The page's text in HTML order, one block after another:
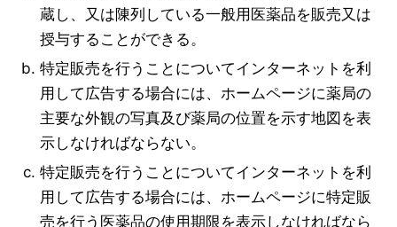
蔵し、又は陳列している一般用医薬品を販売又は
授与することができる。
特定販売を行うことについてインターネットを利
用して広告する場合には、ホームページに薬局の
主要な外観の写真及び薬局の位置を示す地図を表
示しなければならない。
特定販売を行うことについてインターネットを利
用して広告する場合には、ホームページに特定販
売を行う医薬品の使用期限を表示しなければなら